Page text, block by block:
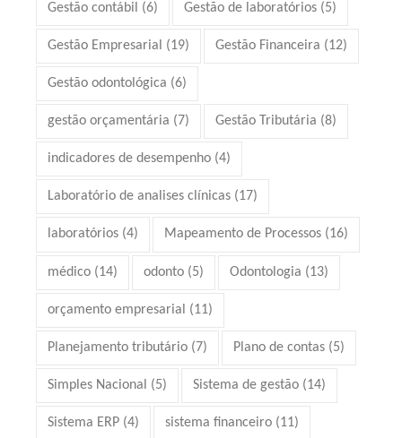
Gestão contábil (6) Gestão de laboratórios (5)
Gestão Empresarial (19) Gestão Financeira (12)
Gestão odontológica (6)
gestão orçamentária (7) Gestão Tributária (8)
indicadores de desempenho (4)
Laboratório de analises clínicas (17)
laboratórios (4) Mapeamento de Processos (16)
médico (14) odonto (5) Odontologia (13)
orçamento empresarial (11)
Planejamento tributário (7) Plano de contas (5)
Simples Nacional (5) Sistema de gestão (14)
Sistema ERP (4) sistema financeiro (11)